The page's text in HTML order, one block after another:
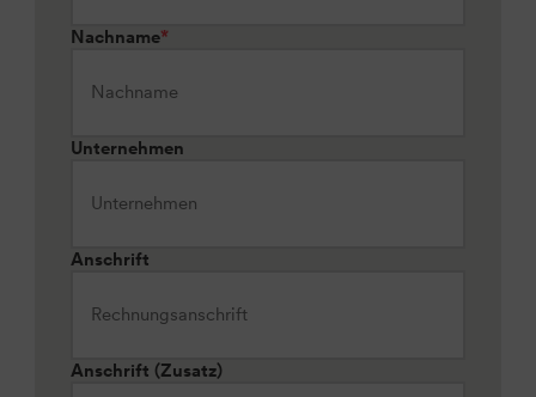
Nachname*
Unternehmen
Anschrift
Anschrift (Zusatz)